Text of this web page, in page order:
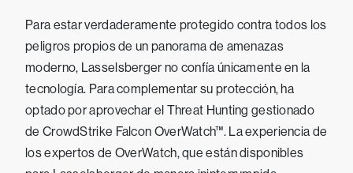
Para estar verdaderamente protegido contra todos los
peligros propios de un panorama de amenazas
moderno, Lasselsberger no confía únicamente en la
tecnología. Para complementar su protección, ha
optado por aprovechar el Threat Hunting gestionado
de CrowdStrike Falcon OverWatch™. La experiencia de
los expertos de OverWatch, que están disponibles